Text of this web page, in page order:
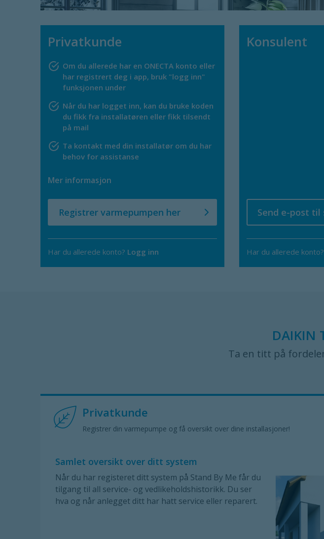
Privatkunde
Om du allerede har en ONECTA konto eller
har registrert deg i app, bruk "logg inn"
funksjonen under
Når du har logget inn, kan du bruke koden
du fikk fra installatøren eller fikk tilsendt
på mail
Ta kontakt med din installatør om du har
behov for assistanse
Mer informasjon
Registrer varmepumpen her
Har du allerede konto? Logg inn
Konsulent
Send e-post til
Har du allerede konto?
DAIKIN
Ta en titt på
Privatkunde
Registrer din varmepumpe og få oversikt over dine installasjoner!
Samlet oversikt over ditt system
Når du har registeret ditt system på Stand By Me får du
tilgang til all service- og vedlikeholdshistorikk. Du ser
hva og når anlegget ditt har hatt service eller reparert.